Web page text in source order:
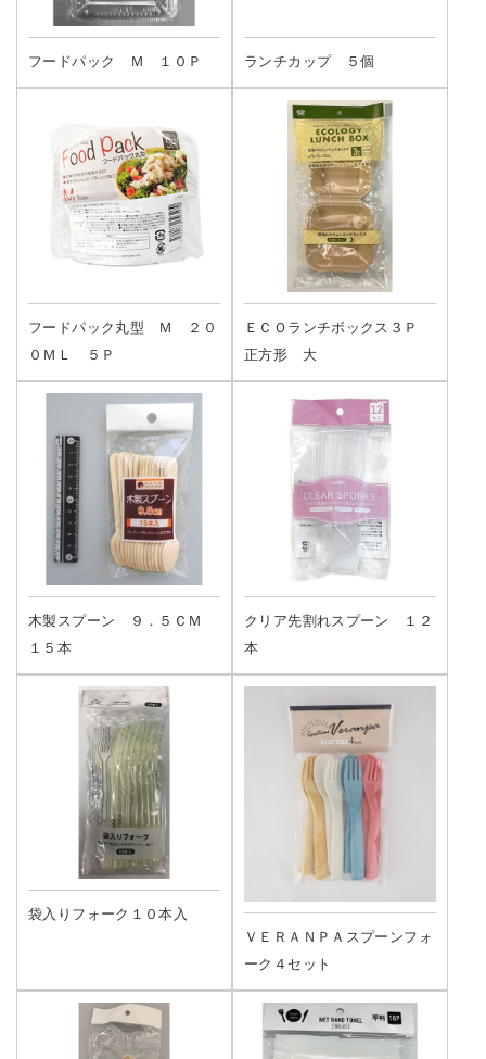
フードパック Ｍ １０Ｐ ランチカップ ５個
フードパック丸型 Ｍ ２０
０ＭＬ ５Ｐ
ＥＣＯランチボックス３Ｐ
正方形 大
木製スプーン ９．５ＣＭ
１５本
クリア先割れスプーン １２
本
袋入りフォーク１０本入
ＶＥＲＡＮＰＡスプーンフォ
ーク４セット